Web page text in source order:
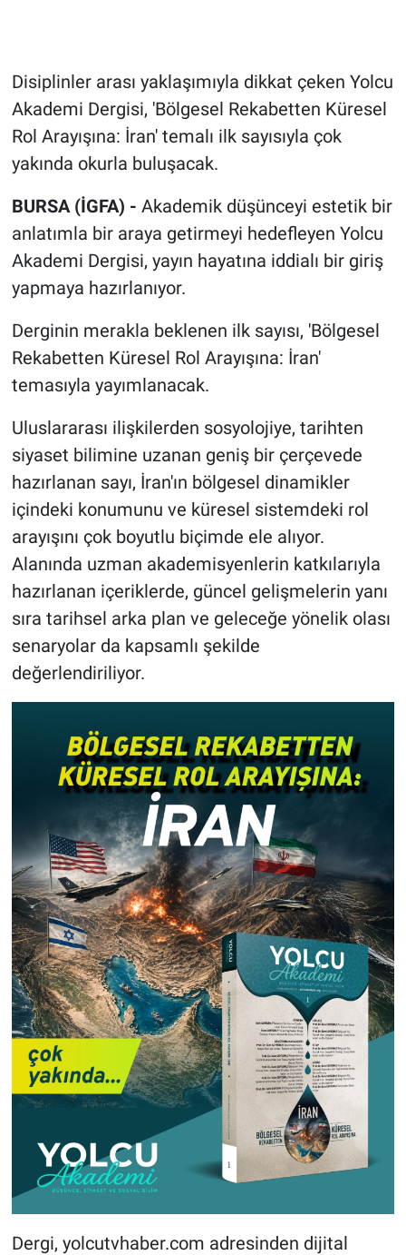
Disiplinler arası yaklaşımıyla dikkat çeken Yolcu
Akademi Dergisi, 'Bölgesel Rekabetten Küresel
Rol Arayışına: İran' temalı ilk sayısıyla çok
yakında okurla buluşacak.
BURSA (İGFA) - Akademik düşünceyi estetik bir
anlatımla bir araya getirmeyi hedefleyen Yolcu
Akademi Dergisi, yayın hayatına iddialı bir giriş
yapmaya hazırlanıyor.
Derginin merakla beklenen ilk sayısı, 'Bölgesel
Rekabetten Küresel Rol Arayışına: İran'
temasıyla yayımlanacak.
Uluslararası ilişkilerden sosyolojiye, tarihten
siyaset bilimine uzanan geniş bir çerçevede
hazırlanan sayı, İran'ın bölgesel dinamikler
içindeki konumunu ve küresel sistemdeki rol
arayışını çok boyutlu biçimde ele alıyor.
Alanında uzman akademisyenlerin katkılarıyla
hazırlanan içeriklerde, güncel gelişmelerin yanı
sıra tarihsel arka plan ve geleceğe yönelik olası
senaryolar da kapsamlı şekilde
değerlendiriliyor.
Dergi, yolcutvhaber.com adresinden dijital